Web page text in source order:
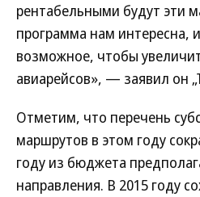
рентабельными будут эти
программа нам интересна,
возможное, чтобы
авиарейсов», — заявил он
Отметим, что перечень
маршрутов в этом году
году из бюджета
направления. В 2015 году